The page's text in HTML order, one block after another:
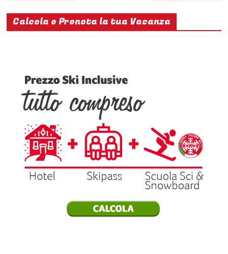
Calcola e Prenota la tua Vacanza